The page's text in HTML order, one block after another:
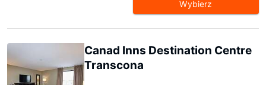
Wybierz
Canad Inns Destination Centre
Transcona